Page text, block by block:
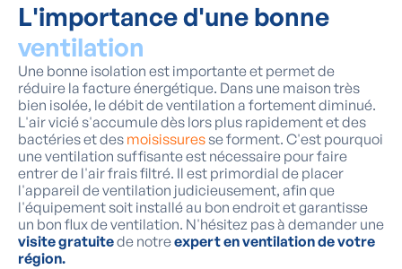
L'importance d'une bonne
ventilation
Une bonne isolation est importante et permet de
réduire la facture énergétique. Dans une maison très
bien isolée, le débit de ventilation a fortement diminué.
L'air vicié s'accumule dès lors plus rapidement et des
bactéries et des moisissuresse forment. C'est pourquoi
une ventilation suffisante est nécessaire pour faire
entrer de l'air frais filtré. Il est primordial de placer
l'appareil de ventilation judicieusement, afin que
l'équipement soit installé au bon endroit et garantisse
un bon flux de ventilation. N'hésitez pas à demander une
visite gratuitede notreexpert en ventilation de votre
région.